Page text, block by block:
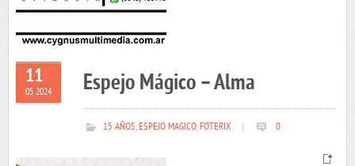
11
05 2024 Espejo Mágico – Alma
15 AÑOS,ESPEJO MAGICO,FOTERIX 0